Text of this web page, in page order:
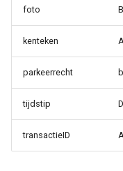
foto
kenteken
parkeerrecht
tijdstip
transactieID